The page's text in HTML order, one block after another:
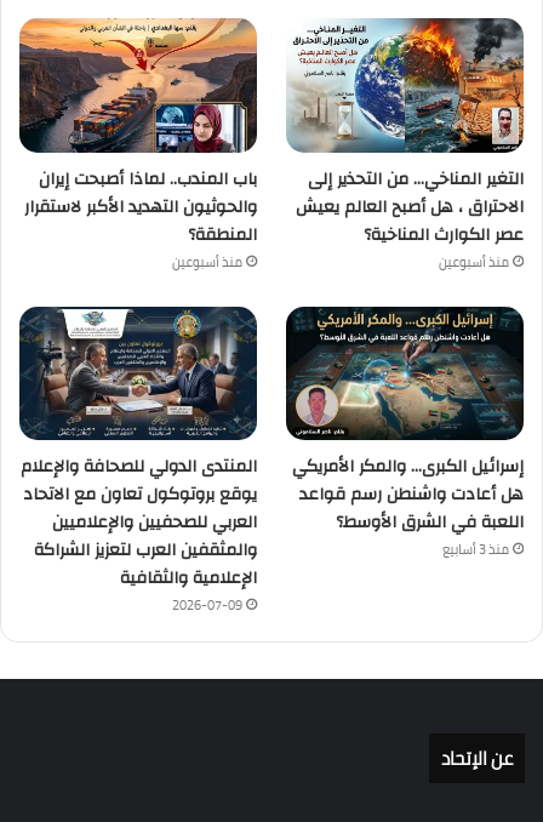
التغير المناخي… من التحذير إلى
الاحتراق ، هل أصبح العالم يعيش
عصر الكوارث المناخية؟
منذ أسبوعين
باب المندب.. لماذا أصبحت إيران
والحوثيون التهديد الأكبر لاستقرار
المنطقة؟
منذ أسبوعين
إسرائيل الكبرى… والمكر الأمريكي
هل أعادت واشنطن رسم قواعد
اللعبة في الشرق الأوسط؟
منذ 3 أسابيع
المنتدى الدولي للصحافة والإعلام
يوقع بروتوكول تعاون مع الاتحاد
العربي للصحفيين والإعلاميين
والمثقفين العرب لتعزيز الشراكة
الإعلامية والثقافية
2026-07-09
عن الإتحاد